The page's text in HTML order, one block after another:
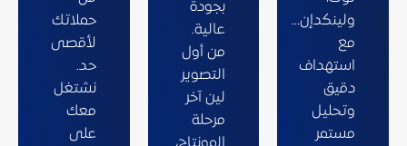
ولينكدإن...
مع
استهداف
دقيق
وتحليل
مستمر
بجودة
عالية.
من أول
التصوير
لين آخر
مرحلة
حملاتك
لأقصى
حد.
نشتغل
معك
على